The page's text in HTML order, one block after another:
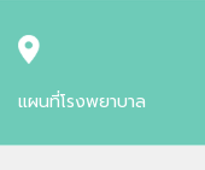
แผนที่โรงพยาบาล